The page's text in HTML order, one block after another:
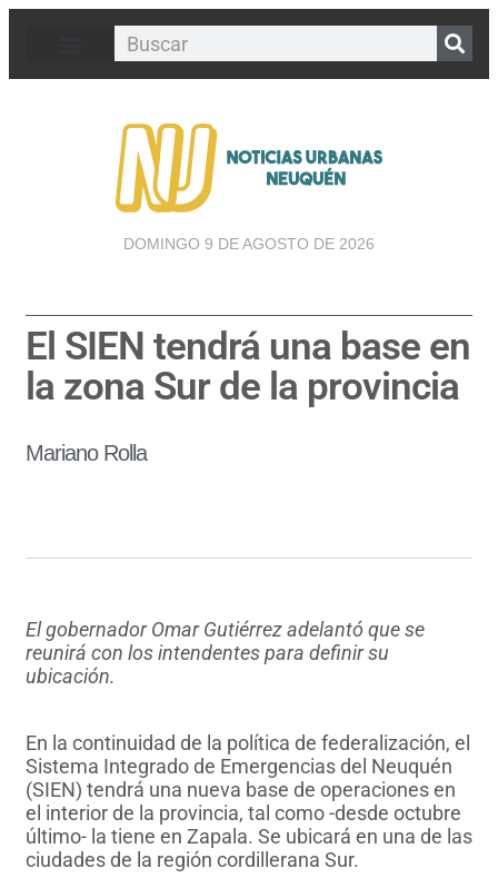
DOMINGO 9 DE AGOSTO DE 2026
El SIEN tendrá una base en
la zona Sur de la provincia
Mariano Rolla
El gobernador Omar Gutiérrez adelantó que se
reunirá con los intendentes para definir su
ubicación.
En la continuidad de la política de federalización, el
Sistema Integrado de Emergencias del Neuquén
(SIEN) tendrá una nueva base de operaciones en
el interior de la provincia, tal como -desde octubre
último- la tiene en Zapala. Se ubicará en una de las
ciudades de la región cordillerana Sur.